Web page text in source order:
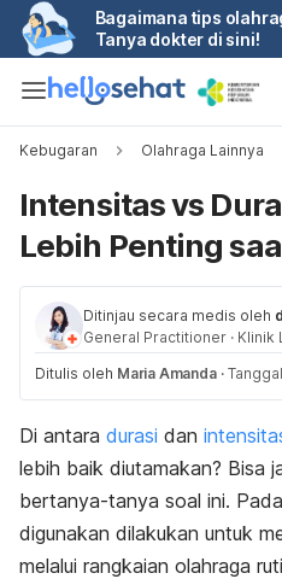
Bagaimana tips
Tanya dokter di sini!
Kebugaran Olahraga Lainnya
Intensitas vs
Lebih Penting
Ditinjau secara medis oleh
General Practitioner · Klinik
Ditulis oleh Maria Amanda ·
Di antara durasi dan
lebih baik diutamakan? Bisa
bertanya-tanya soal ini.
digunakan dilakukan untuk
melalui rangkaian olahraga